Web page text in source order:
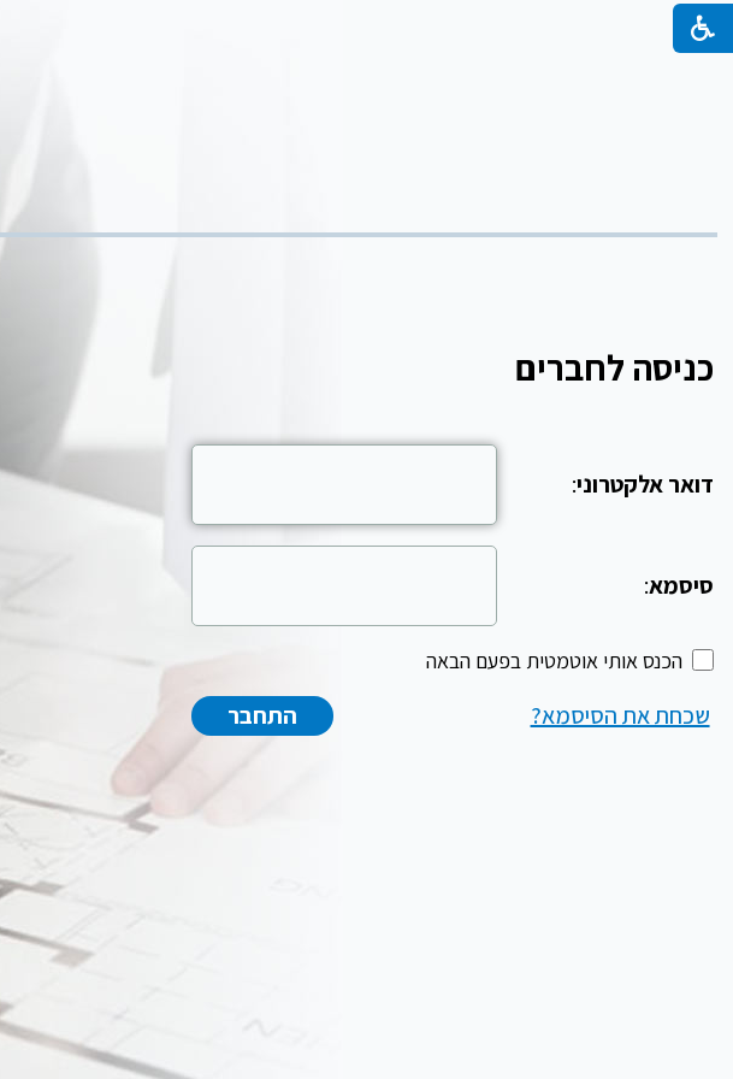
כניסה לחברים
דואר אלקטרוני:
סיסמא:
הכנס אותי אוטמטית בפעם הבאה
שכחת את הסיסמא?